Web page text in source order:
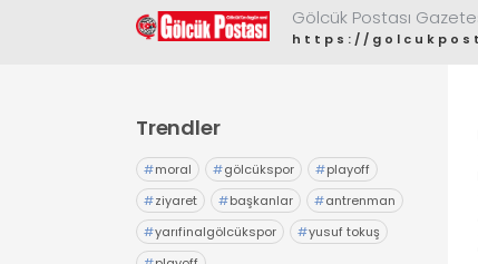
Gölcük Postası
https://
Trendler
#moral #gölcükspor #playoff
#ziyaret #başkanlar #antrenman
#yarıfinalgölcükspor #yusuf tokuş